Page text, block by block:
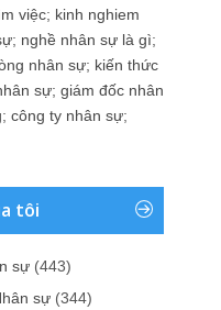
việc; kinh nghiem
; nghề nhân sự là gì;
nhân sự; kiến thức
sự; giám đốc nhân
; công ty nhân sự;
tôi
sự (443)
sự (344)